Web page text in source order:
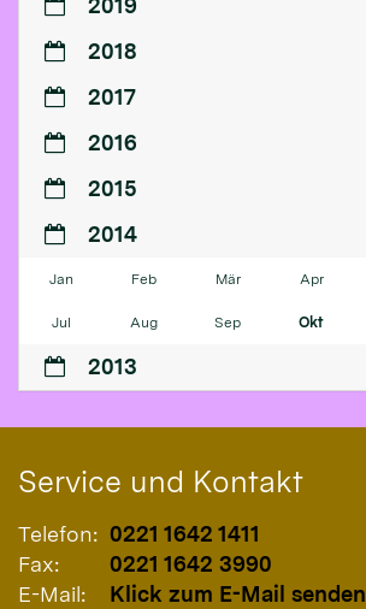
2019
2018
2017
2016
2015
2014
Jan Feb Mär Apr
Jul Aug Sep Okt
2013
Service und Kontakt
Telefon: 0221 1642 1411
Fax:
0221 1642 3990
E-Mail:
Klick zum E-Mail senden